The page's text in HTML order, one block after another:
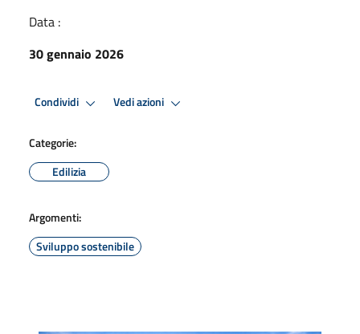
Data :
30 gennaio 2026
Condividi Vedi azioni
Categorie:
Edilizia
Argomenti:
Sviluppo sostenibile